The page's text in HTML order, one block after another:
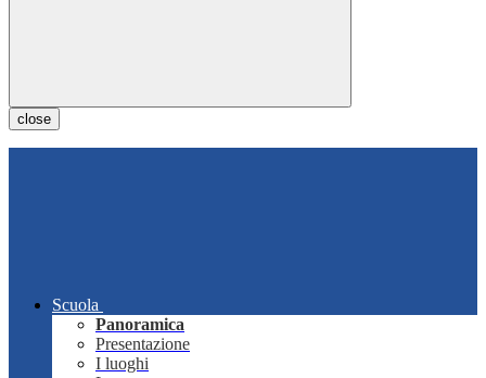
close
Scuola
Panoramica
Presentazione
I luoghi